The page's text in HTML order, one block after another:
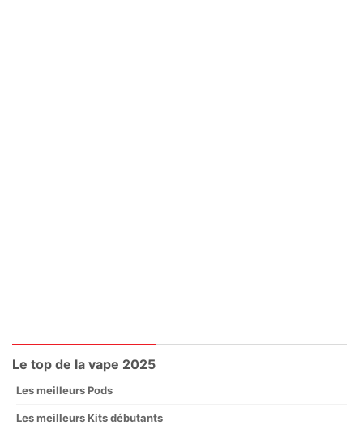
Le top de la vape 2025
Les meilleurs Pods
Les meilleurs Kits débutants